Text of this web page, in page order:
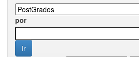
por